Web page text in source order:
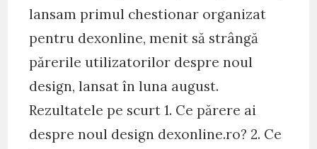
lansam primul chestionar organizat
pentru dexonline, menit să strângă
părerile utilizatorilor despre noul
design, lansat în luna august.
Rezultatele pe scurt 1. Ce părere ai
despre noul design dexonline.ro? 2. Ce